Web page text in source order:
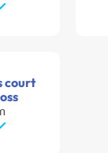
court